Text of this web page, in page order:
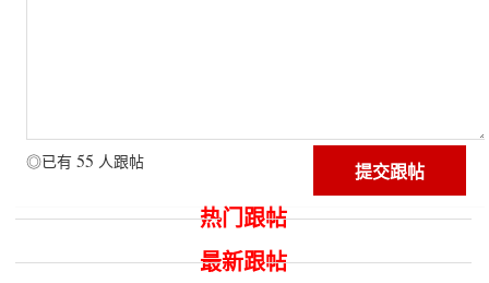
◎已有 55 人跟帖
热门跟帖
最新跟帖